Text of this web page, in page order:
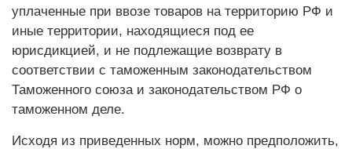
уплаченные при ввозе товаров на территорию РФ и
иные территории, находящиеся под ее
юрисдикцией, и не подлежащие возврату в
соответствии с таможенным законодательством
Таможенного союза и законодательством РФ о
таможенном деле.
Исходя из приведенных норм, можно предположить,